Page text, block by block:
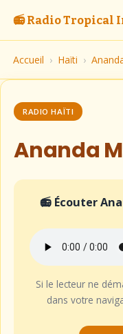
📻 Radio Tropical
Accueil › Haïti ›
RADIO HAÏTI
Ananda
📻 Écouter
Si le lecteur ne
dans votre